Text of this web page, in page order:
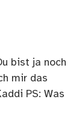
bist ja noch
mir das
PS: Was